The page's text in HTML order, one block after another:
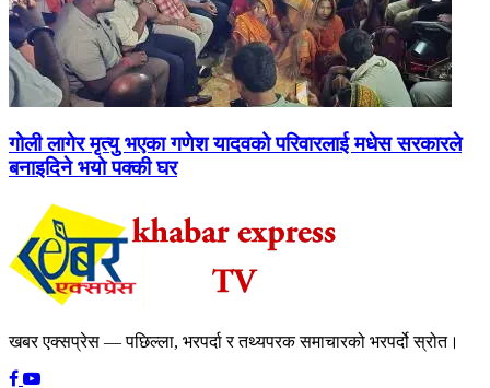
गोली लागेर मृत्यु भएका गणेश यादवको परिवारलाई मधेस सरकारले
बनाइदिने भयो पक्की घर
खबर एक्सप्रेस — पछिल्ला, भरपर्दा र तथ्यपरक समाचारको भरपर्दो स्रोत।